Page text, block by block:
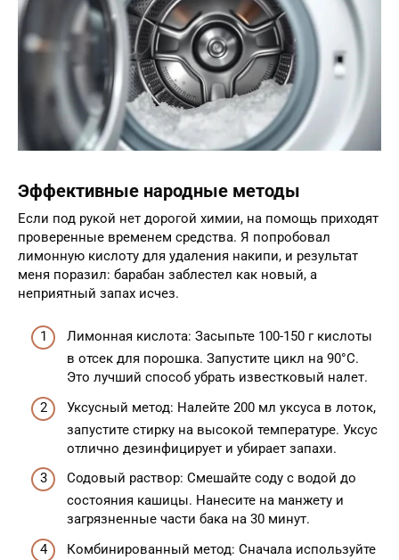
Эффективные народные методы
Если под рукой нет дорогой химии, на помощь приходят
проверенные временем средства. Я попробовал
лимонную кислоту для удаления накипи, и результат
меня поразил: барабан заблестел как новый, а
неприятный запах исчез.
Лимонная кислота: Засыпьте 100-150 г кислоты
в отсек для порошка. Запустите цикл на 90°C.
Это лучший способ убрать известковый налет.
Уксусный метод: Налейте 200 мл уксуса в лоток,
запустите стирку на высокой температуре. Уксус
отлично дезинфицирует и убирает запахи.
Содовый раствор: Смешайте соду с водой до
состояния кашицы. Нанесите на манжету и
загрязненные части бака на 30 минут.
Комбинированный метод: Сначала используйте